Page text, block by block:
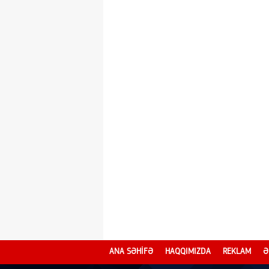
ANA SƏHİFƏ HAQQIMIZDA REKLAM